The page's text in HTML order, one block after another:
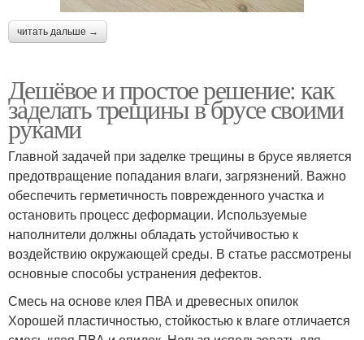
читать дальше →
Дешёвое и простое решение: как
заделать трещины в брусе своими
руками
Главной задачей при заделке трещины в брусе является
предотвращение попадания влаги, загрязнений. Важно
обеспечить герметичность поврежденного участка и
остановить процесс деформации. Используемые
наполнители должны обладать устойчивостью к
воздействию окружающей среды. В статье рассмотрены
основные способы устранения дефектов.
Смесь на основе клея ПВА и древесных опилок
Хорошей пластичностью, стойкостью к влаге отличается